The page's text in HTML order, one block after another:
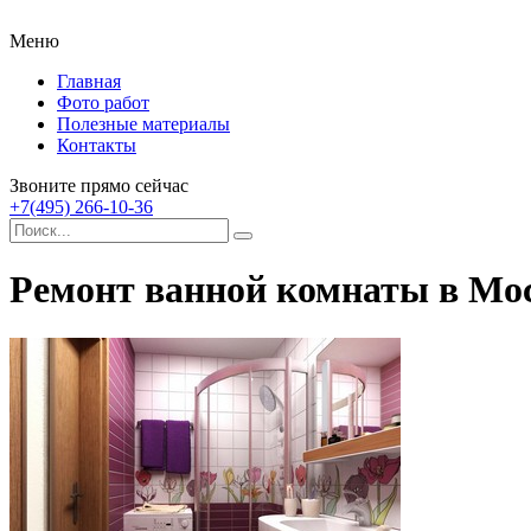
Меню
Главная
Фото работ
Полезные материалы
Контакты
Звоните прямо сейчас
+7(495) 266-10-36
Ремонт ванной комнаты в